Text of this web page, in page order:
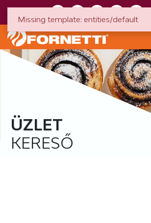
ÜZLET
KERESŐ
Missing template: entities/default